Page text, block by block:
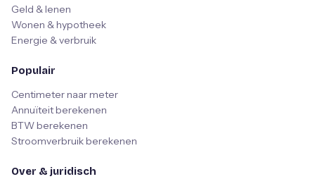
Geld & lenen
Wonen & hypotheek
Energie & verbruik
Populair
Centimeter naar meter
Annuïteit berekenen
BTW berekenen
Stroomverbruik berekenen
Over & juridisch